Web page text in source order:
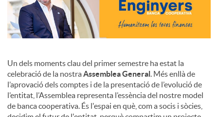
Un dels moments clau del primer semestre ha estat la
celebració de la nostra Assemblea General . Més enllà de
l’aprovació dels comptes i de la presentació de l’evolució de
l’entitat, l’Assemblea representa l’essència del nostre model
de banca cooperativa. És l'espai en què, com a socis i sòcies,